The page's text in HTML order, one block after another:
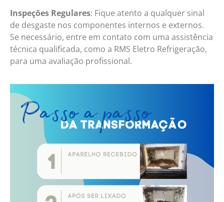
Inspeções Regulares: Fique atento a qualquer sinal
de desgaste nos componentes internos e externos.
Se necessário, entre em contato com uma assistência
técnica qualificada, como a RMS Eletro Refrigeração,
para uma avaliação profissional.